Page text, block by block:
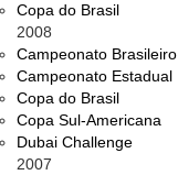
Copa do Brasil
2008
Campeonato Brasileiro
Campeonato Estadual
Copa do Brasil
Copa Sul-Americana
Dubai Challenge
2007